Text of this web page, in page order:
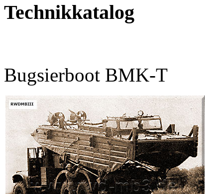
Technikkatalog
Bugsierboot BMK-T